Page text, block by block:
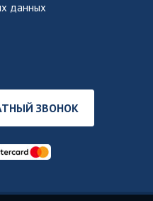
данных
ЗВОНОК